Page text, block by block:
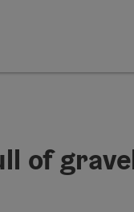
of